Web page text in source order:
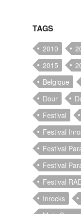
TAGS
2010
2015
Belgique
Dour
Festival
Festival
Festival
Festival
Festival
Inrocks